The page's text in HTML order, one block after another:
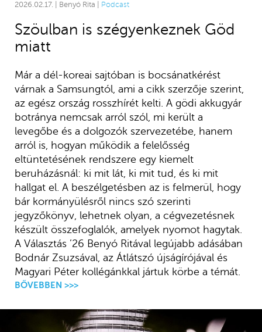
2026.02.17. | Benyó Rita | Podcast
Szöulban is szégyenkeznek Göd
miatt
Már a dél-koreai sajtóban is bocsánatkérést
várnak a Samsungtól, ami a cikk szerzője szerint,
az egész ország rosszhírét kelti. A gödi akkugyár
botránya nemcsak arról szól, mi került a
levegőbe és a dolgozók szervezetébe, hanem
arról is, hogyan működik a felelősség
eltüntetésének rendszere egy kiemelt
beruházásnál: ki mit lát, ki mit tud, és ki mit
hallgat el. A beszélgetésben az is felmerül, hogy
bár kormányülésről nincs szó szerinti
jegyzőkönyv, lehetnek olyan, a cégvezetésnek
készült összefoglalók, amelyek nyomot hagytak.
A Választás ’26 Benyó Ritával legújabb adásában
Bodnár Zsuzsával, az Átlátszó újságírójával és
Magyari Péter kollégánkkal jártuk körbe a témát.
BŐVEBBEN >>>